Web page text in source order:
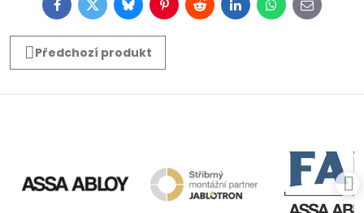
FacebookTwitterBlueskyPinterestRedditLinkedInWhatsApp
E-
mail
Předchozí produkt